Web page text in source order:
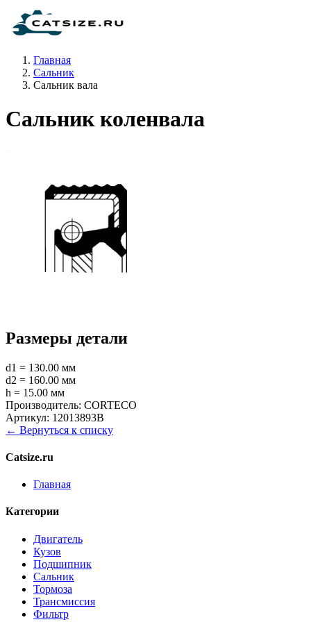
Главная
Сальник
Сальник вала
Сальник коленвала
Размеры детали
d1 = 130.00 мм
d2 = 160.00 мм
h = 15.00 мм
Производитель: CORTECO
Артикул: 12013893B
← Вернуться к списку
Catsize.ru
Главная
Категории
Двигатель
Кузов
Подшипник
Сальник
Тормоза
Трансмиссия
Фильтр